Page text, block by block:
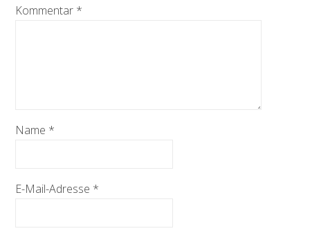
Kommentar *
Name *
E-Mail-Adresse *